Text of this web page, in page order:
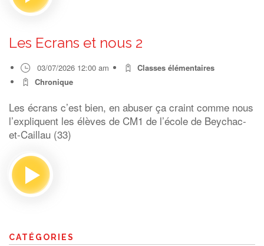
Les Ecrans et nous 2
03/07/2026 12:00 am
Classes élémentaires
Chronique
Les écrans c’est bien, en abuser ça craint comme nous
l’expliquent les élèves de CM1 de l’école de Beychac-
et-Caillau (33)
CATÉGORIES